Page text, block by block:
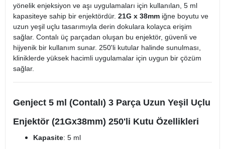
yönelik enjeksiyon ve aşı uygulamaları için kullanılan, 5 ml
kapasiteye sahip bir enjektördür. 21G x 38mm iğne boyutu ve
uzun yeşil uçlu tasarımıyla derin dokulara kolayca erişim
sağlar. Contalı üç parçadan oluşan bu enjektör, güvenli ve
hijyenik bir kullanım sunar. 250'li kutular halinde sunulması,
kliniklerde yüksek hacimli uygulamalar için uygun bir çözüm
sağlar.
Genject 5 ml (Contalı) 3 Parça Uzun Yeşil Uçlu
Enjektör (21Gx38mm) 250'li Kutu Özellikleri
Kapasite: 5 ml